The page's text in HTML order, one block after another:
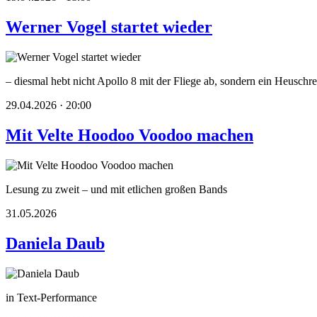
Werner Vogel startet wieder
– diesmal hebt nicht Apollo 8 mit der Fliege ab, sondern ein
29.04.2026 · 20:00
Mit Velte Hoodoo Voodoo machen
Lesung zu zweit – und mit etlichen großen Bands
31.05.2026
Daniela Daub
in Text-Performance